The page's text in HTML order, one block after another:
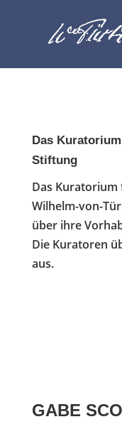
Das
Stiftung
Das
Wilhelm-von-
über ihre
Die Kuratoren
aus.
GABE